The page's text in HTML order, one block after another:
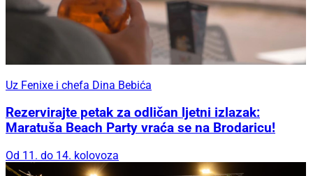
Uz Fenixe i chefa Dina Bebića
Rezervirajte petak za odličan ljetni izlazak:
Maratuša Beach Party vraća se na Brodaricu!
Od 11. do 14. kolovoza